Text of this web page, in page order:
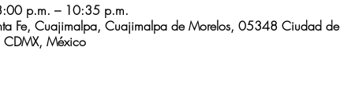
p.m. – 10:35 p.m.
Fe, Cuajimalpa, Cuajimalpa de Morelos, 05348 Ciudad de
México